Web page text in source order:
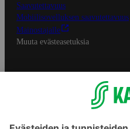
Saavutettavuus
Mobiilisovelluksen saavutettavuus
Mainostajalle
Muuta evästeasetuksia
S-ryhmän palvelut